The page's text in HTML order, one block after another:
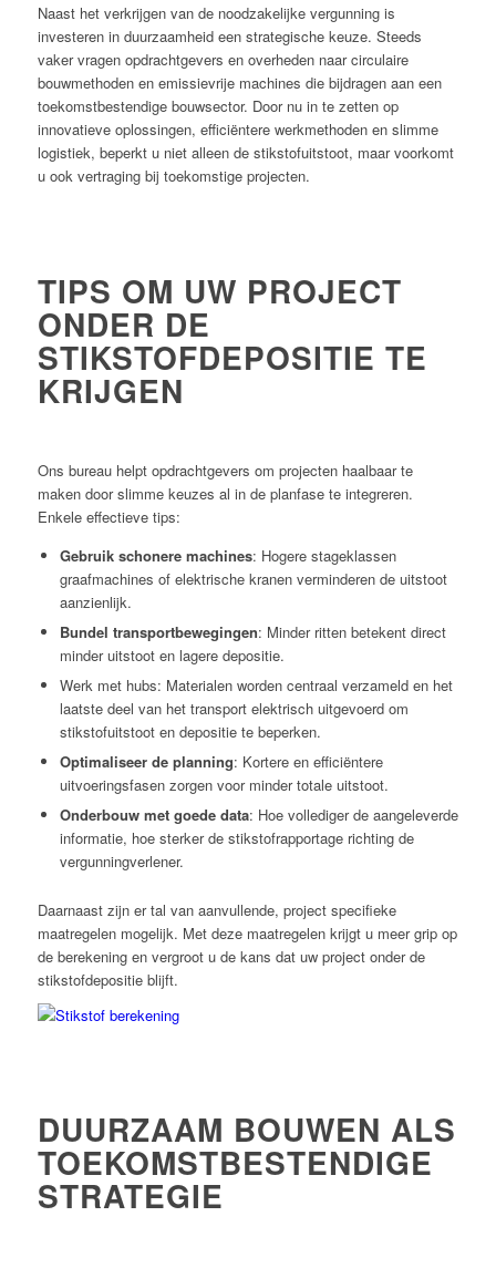
Naast het verkrijgen van de noodzakelijke vergunning is
investeren in duurzaamheid een strategische keuze. Steeds
vaker vragen opdrachtgevers en overheden naar circulaire
bouwmethoden en emissievrije machines die bijdragen aan een
toekomstbestendige bouwsector. Door nu in te zetten op
innovatieve oplossingen, efficiëntere werkmethoden en slimme
logistiek, beperkt u niet alleen de stikstofuitstoot, maar voorkomt
u ook vertraging bij toekomstige projecten.
TIPS OM UW PROJECT
ONDER DE
STIKSTOFDEPOSITIE TE
KRIJGEN
Ons bureau helpt opdrachtgevers om projecten haalbaar te
maken door slimme keuzes al in de planfase te integreren.
Enkele effectieve tips:
Gebruik schonere machines: Hogere stageklassen
graafmachines of elektrische kranen verminderen de uitstoot
aanzienlijk.
Bundel transportbewegingen: Minder ritten betekent direct
minder uitstoot en lagere depositie.
Werk met hubs: Materialen worden centraal verzameld en het
laatste deel van het transport elektrisch uitgevoerd om
stikstofuitstoot en depositie te beperken.
Optimaliseer de planning: Kortere en efficiëntere
uitvoeringsfasen zorgen voor minder totale uitstoot.
Onderbouw met goede data: Hoe vollediger de aangeleverde
informatie, hoe sterker de stikstofrapportage richting de
vergunningverlener.
Daarnaast zijn er tal van aanvullende, project specifieke
maatregelen mogelijk. Met deze maatregelen krijgt u meer grip op
de berekening en vergroot u de kans dat uw project onder de
stikstofdepositie blijft.
DUURZAAM BOUWEN ALS
TOEKOMSTBESTENDIGE
STRATEGIE